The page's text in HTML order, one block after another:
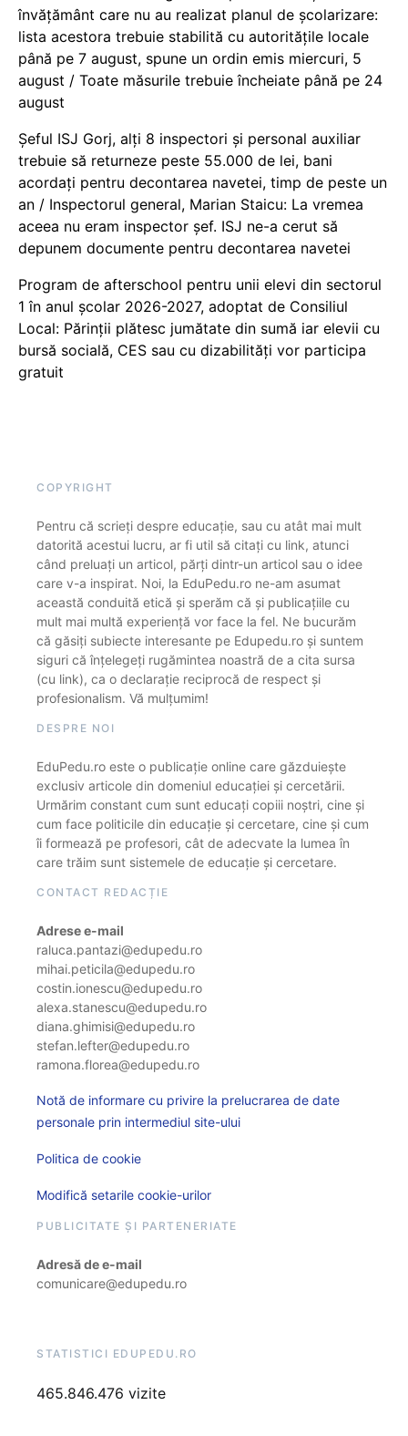
învățământ care nu au realizat planul de școlarizare:
lista acestora trebuie stabilită cu autoritățile locale
până pe 7 august, spune un ordin emis miercuri, 5
august / Toate măsurile trebuie încheiate până pe 24
august
Șeful ISJ Gorj, alți 8 inspectori și personal auxiliar
trebuie să returneze peste 55.000 de lei, bani
acordați pentru decontarea navetei, timp de peste un
an / Inspectorul general, Marian Staicu: La vremea
aceea nu eram inspector șef. ISJ ne-a cerut să
depunem documente pentru decontarea navetei
Program de afterschool pentru unii elevi din sectorul
1 în anul școlar 2026-2027, adoptat de Consiliul
Local: Părinții plătesc jumătate din sumă iar elevii cu
bursă socială, CES sau cu dizabilităţi vor participa
gratuit
COPYRIGHT
Pentru că scrieți despre educație, sau cu atât mai mult
datorită acestui lucru, ar fi util să citați cu link, atunci
când preluați un articol, părți dintr-un articol sau o idee
care v-a inspirat. Noi, la EduPedu.ro ne-am asumat
această conduită etică și sperăm că și publicațiile cu
mult mai multă experiență vor face la fel. Ne bucurăm
că găsiți subiecte interesante pe Edupedu.ro și suntem
siguri că înțelegeți rugămintea noastră de a cita sursa
(cu link), ca o declarație reciprocă de respect și
profesionalism. Vă mulțumim!
DESPRE NOI
EduPedu.ro este o publicație online care găzduiește
exclusiv articole din domeniul educației și cercetării.
Urmărim constant cum sunt educați copiii noștri, cine și
cum face politicile din educație și cercetare, cine și cum
îi formează pe profesori, cât de adecvate la lumea în
care trăim sunt sistemele de educație și cercetare.
CONTACT REDACȚIE
Adrese e-mail
raluca.pantazi@edupedu.ro
mihai.peticila@edupedu.ro
costin.ionescu@edupedu.ro
alexa.stanescu@edupedu.ro
diana.ghimisi@edupedu.ro
stefan.lefter@edupedu.ro
ramona.florea@edupedu.ro
Notă de informare cu privire la prelucrarea de date
personale prin intermediul site-ului
Politica de cookie
Modifică setarile cookie-urilor
PUBLICITATE ȘI PARTENERIATE
Adresă de e-mail
comunicare@edupedu.ro
STATISTICI EDUPEDU.RO
465.846.476 vizite